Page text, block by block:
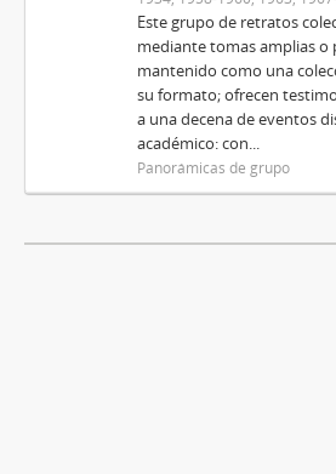
Este grupo de retratos
mediante tomas amplias o
mantenido como una
su formato; ofrecen
a una decena de eventos
académico: con...
Panorámicas de grupo